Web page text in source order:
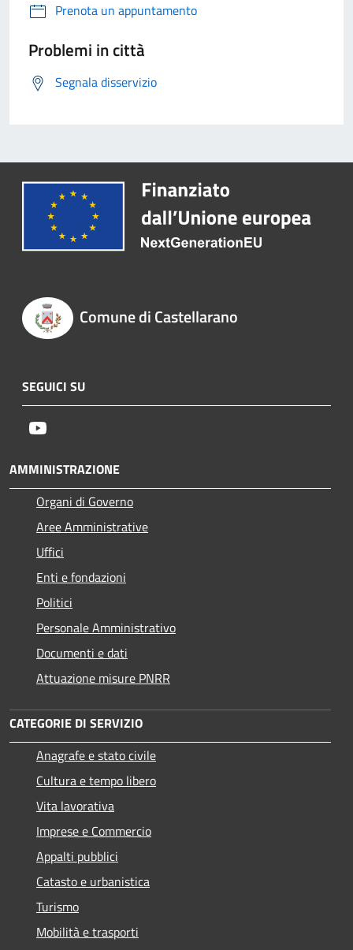
Prenota un appuntamento
Problemi in città
Segnala disservizio
Comune di Castellarano
SEGUICI SU
AMMINISTRAZIONE
Organi di Governo
Aree Amministrative
Uffici
Enti e fondazioni
Politici
Personale Amministrativo
Documenti e dati
Attuazione misure PNRR
CATEGORIE DI SERVIZIO
Anagrafe e stato civile
Cultura e tempo libero
Vita lavorativa
Imprese e Commercio
Appalti pubblici
Catasto e urbanistica
Turismo
Mobilità e trasporti